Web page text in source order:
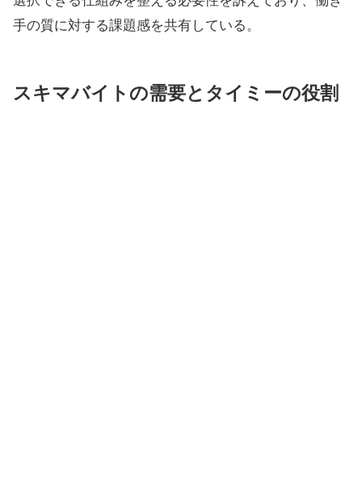
手の質に対する課題感を共有している。
スキマバイトの需要とタイミーの役割